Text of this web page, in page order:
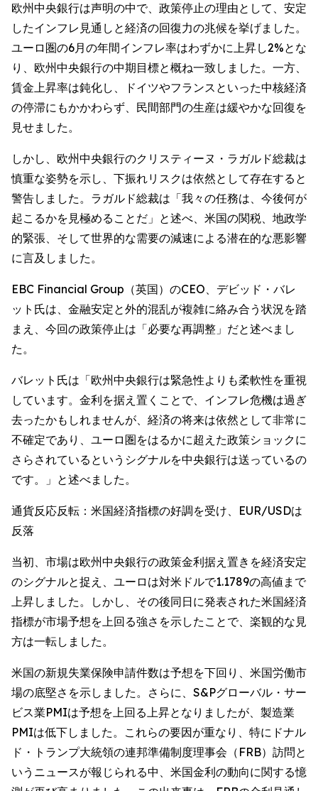
欧州中央銀行は声明の中で、政策停止の理由として、安定
したインフレ見通しと経済の回復力の兆候を挙げました。
ユーロ圏の6月の年間インフレ率はわずかに上昇し2%とな
り、欧州中央銀行の中期目標と概ね一致しました。一方、
賃金上昇率は鈍化し、ドイツやフランスといった中核経済
の停滞にもかかわらず、民間部門の生産は緩やかな回復を
見せました。
しかし、欧州中央銀行のクリスティーヌ・ラガルド総裁は
慎重な姿勢を示し、下振れリスクは依然として存在すると
警告しました。ラガルド総裁は「我々の任務は、今後何が
起こるかを見極めることだ」と述べ、米国の関税、地政学
的緊張、そして世界的な需要の減速による潜在的な悪影響
に言及しました。
EBC Financial Group（英国）のCEO、デビッド・バレ
ット氏は、金融安定と外的混乱が複雑に絡み合う状況を踏
まえ、今回の政策停止は「必要な再調整」だと述べまし
た。
バレット氏は「欧州中央銀行は緊急性よりも柔軟性を重視
しています。金利を据え置くことで、インフレ危機は過ぎ
去ったかもしれませんが、経済の将来は依然として非常に
不確定であり、ユーロ圏をはるかに超えた政策ショックに
さらされているというシグナルを中央銀行は送っているの
です。」と述べました。
通貨反応反転：米国経済指標の好調を受け、EUR/USDは
反落
当初、市場は欧州中央銀行の政策金利据え置きを経済安定
のシグナルと捉え、ユーロは対米ドルで1.1789の高値まで
上昇しました。しかし、その後同日に発表された米国経済
指標が市場予想を上回る強さを示したことで、楽観的な見
方は一転しました。
米国の新規失業保険申請件数は予想を下回り、米国労働市
場の底堅さを示しました。さらに、S&Pグローバル・サー
ビス業PMIは予想を上回る上昇となりましたが、製造業
PMIは低下しました。これらの要因が重なり、特にドナル
ド・トランプ大統領の連邦準備制度理事会（FRB）訪問と
いうニュースが報じられる中、米国金利の動向に関する憶